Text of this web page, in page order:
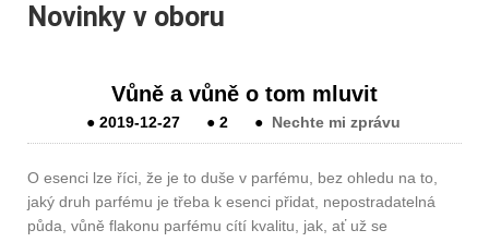
Novinky v oboru
Vůně a vůně o tom mluvit
●2019-12-27 ●2 ● Nechte mi zprávu
O esenci lze říci, že je to duše v parfému, bez ohledu na to,
jaký druh parfému je třeba k esenci přidat, nepostradatelná
půda, vůně flakonu parfému cítí kvalitu, jak, ať už se